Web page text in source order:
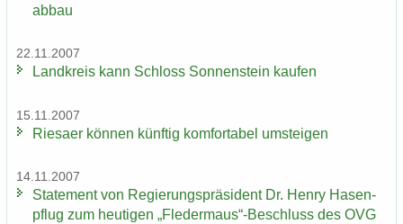
ab­bau
22.11.2007
Land­kreis kann Schloss Son­nen­stein kau­fen
15.11.2007
Rie­sa­er kön­nen künf­tig kom­for­ta­bel um­stei­gen
14.11.2007
State­ment von Re­gie­rungs­prä­si­dent Dr. Henry Ha­sen­
pflug zum heu­ti­gen „Fle­der­maus“-​Beschluss des OVG